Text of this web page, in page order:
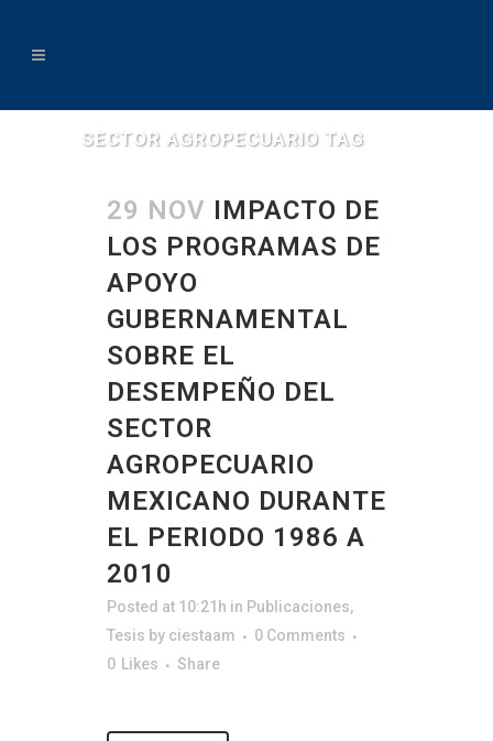
SECTOR AGROPECUARIO TAG
29 NOV IMPACTO DE
LOS PROGRAMAS DE
APOYO
GUBERNAMENTAL
SOBRE EL
DESEMPEÑO DEL
SECTOR
AGROPECUARIO
MEXICANO DURANTE
EL PERIODO 1986 A
2010
Posted at 10:21h in Publicaciones,
Tesis by ciestaam
0 Comments
0 Likes Share